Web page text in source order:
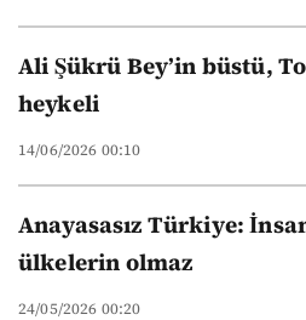
Ali Şükrü Bey’in büstü,
heykeli
14/06/2026 00:10
Anayasasız Türkiye:
ülkelerin olmaz
24/05/2026 00:20